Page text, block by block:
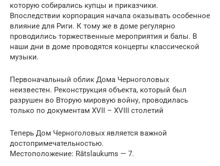
которую собирались купцы и приказчики.
Впоследствии корпорация начала оказывать особенное
влияние для Риги. К тому же в доме регулярно
проводились торжественные мероприятия и балы. В
наши дни в доме проводятся концерты классической
музыки.
Первоначальный облик Дома Черноголовых
неизвестен. Реконструкция объекта, который был
разрушен во Вторую мировую войну, проводилась
только по документам XVII – XVIII столетий
Теперь Дом Черноголовых является важной
достопримечательностью.
Местоположение: Rātslaukums — 7.